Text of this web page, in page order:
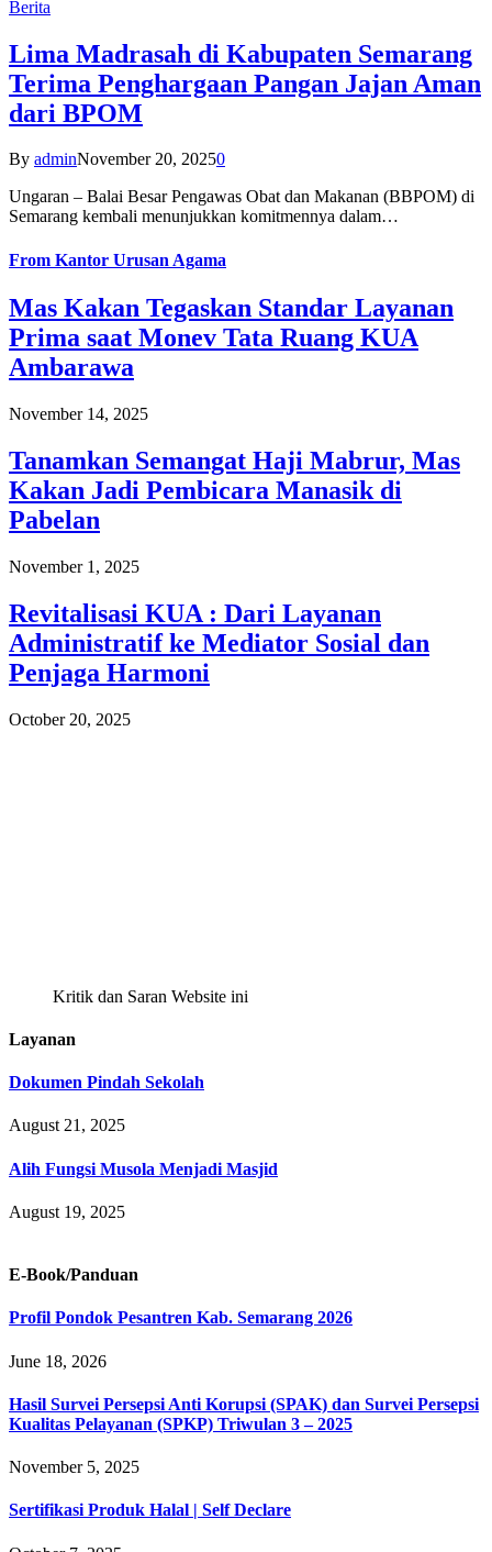
Berita
Lima Madrasah di Kabupaten Semarang
Terima Penghargaan Pangan Jajan Aman
dari BPOM
By adminNovember 20, 20250
Ungaran – Balai Besar Pengawas Obat dan Makanan (BBPOM) di
Semarang kembali menunjukkan komitmennya dalam…
From Kantor Urusan Agama
Mas Kakan Tegaskan Standar Layanan
Prima saat Monev Tata Ruang KUA
Ambarawa
November 14, 2025
Tanamkan Semangat Haji Mabrur, Mas
Kakan Jadi Pembicara Manasik di
Pabelan
November 1, 2025
Revitalisasi KUA : Dari Layanan
Administratif ke Mediator Sosial dan
Penjaga Harmoni
October 20, 2025
Kritik dan Saran Website ini
Layanan
Dokumen Pindah Sekolah
August 21, 2025
Alih Fungsi Musola Menjadi Masjid
August 19, 2025
E-Book/Panduan
Profil Pondok Pesantren Kab. Semarang 2026
June 18, 2026
Hasil Survei Persepsi Anti Korupsi (SPAK) dan Survei Persepsi
Kualitas Pelayanan (SPKP) Triwulan 3 – 2025
November 5, 2025
Sertifikasi Produk Halal | Self Declare